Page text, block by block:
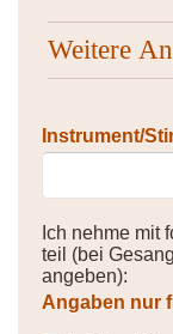
Weitere
Instrument/
Ich nehme mit
teil (bei
angeben):
Angaben nur